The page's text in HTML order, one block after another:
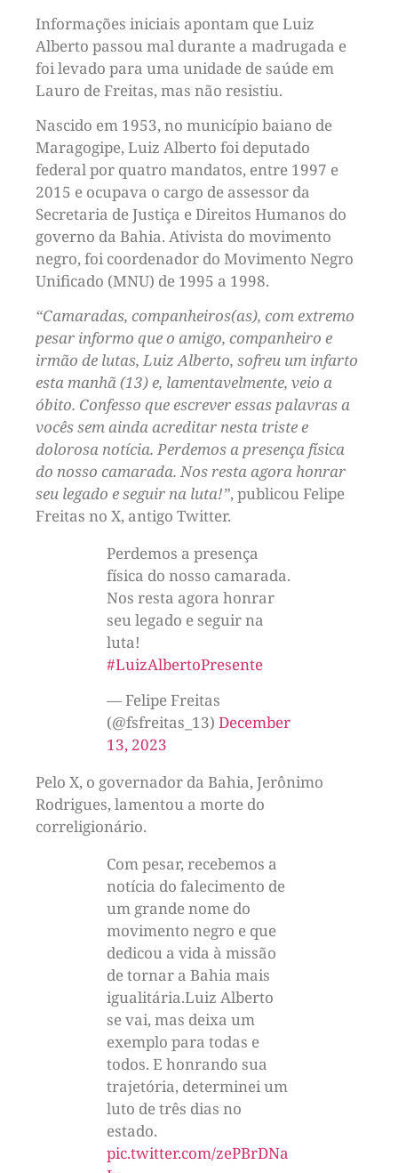
Informações iniciais apontam que Luiz
Alberto passou mal durante a madrugada e
foi levado para uma unidade de saúde em
Lauro de Freitas, mas não resistiu.
Nascido em 1953, no município baiano de
Maragogipe, Luiz Alberto foi deputado
federal por quatro mandatos, entre 1997 e
2015 e ocupava o cargo de assessor da
Secretaria de Justiça e Direitos Humanos do
governo da Bahia. Ativista do movimento
negro, foi coordenador do Movimento Negro
Unificado (MNU) de 1995 a 1998.
“Camaradas, companheiros(as), com extremo
pesar informo que o amigo, companheiro e
irmão de lutas, Luiz Alberto, sofreu um infarto
esta manhã (13) e, lamentavelmente, veio a
óbito. Confesso que escrever essas palavras a
vocês sem ainda acreditar nesta triste e
dolorosa notícia. Perdemos a presença física
do nosso camarada. Nos resta agora honrar
seu legado e seguir na luta!”, publicou Felipe
Freitas no X, antigo Twitter.
Perdemos a presença
física do nosso camarada.
Nos resta agora honrar
seu legado e seguir na
luta!
#LuizAlbertoPresente
— Felipe Freitas
(@fsfreitas_13) December
13, 2023
Pelo X, o governador da Bahia, Jerônimo
Rodrigues, lamentou a morte do
correligionário.
Com pesar, recebemos a
notícia do falecimento de
um grande nome do
movimento negro e que
dedicou a vida à missão
de tornar a Bahia mais
igualitária.Luiz Alberto
se vai, mas deixa um
exemplo para todas e
todos. E honrando sua
trajetória, determinei um
luto de três dias no
estado.
pic.twitter.com/zePBrDNa